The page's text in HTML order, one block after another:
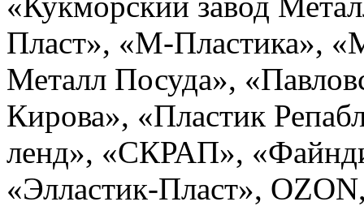
Пласт», «М-Пластика»,
Металл Посуда»,
Кирова», «Пластик
ленд», «СКРАП»,
«Элластик-Пласт»,